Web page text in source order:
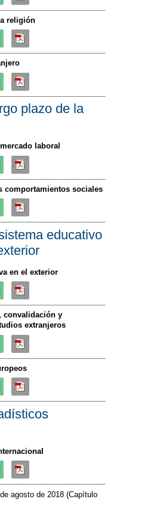
religión
plazo de la
laboral
comportamientos sociales
educativo
en el exterior
convalidación y
extranjeros
agosto de 2018 (Capítulo